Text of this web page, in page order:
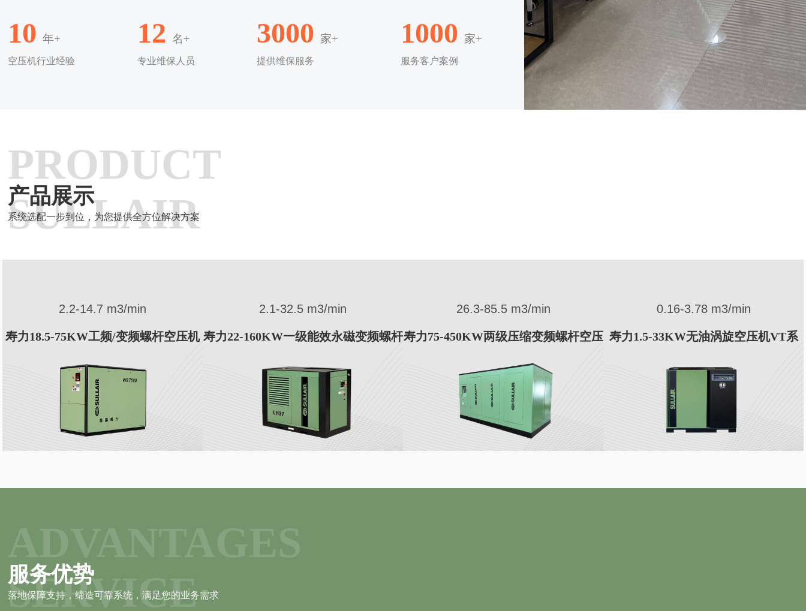
10 年+
空压机行业经验
12 名+
专业维保人员
3000 家+
提供维保服务
1000 家+
服务客户案例
PRODUCT
SULLAIR
产品展示
系统选配一步到位，为您提供全方位解决方案
2.1-32.5 m3/min
寿力22-160KW一级能效永磁变频螺杆
26.3-85.5 m3/min
寿力75-450KW两级压缩变频螺杆空压
0.16-3.78 m3/min
寿力1.5-33KW无油涡旋空压机VT系
0.4-20.1 m3/min
寿力3.7-110KW变频螺杆空压机AS系
SERVICE
服务优势
落地保障支持，缔造可靠系统，满足您的业务需求